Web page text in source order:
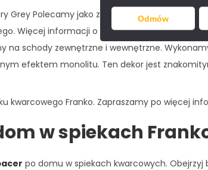
Odmów
Grey Polecamy jako znakomity materiał na
Więcej informacji o kominkach ze spieków
na schody zewnętrzne i wewnętrzne.
efektem monolitu. Ten dekor jest
kwarcowego Franko. Zapraszamy po więcej
w spiekach
po domu w spiekach kwarcowych.